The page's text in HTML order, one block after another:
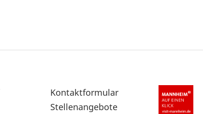
Sekundärnavigation
im
Kontaktformular
Stellenangebote